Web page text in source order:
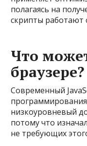
полагаясь на
скрипты работают
Что
браузере?
Современный
низкоуровневый
потому что
не требующих